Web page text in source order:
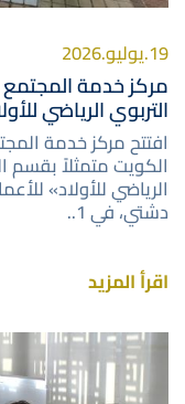
19.يوليو.2026
مركز خدمة المجتمع
التربوي الرياضي
افتتح مركز خدمة
الكويت متمثلاً بقسم
دشتي، في 1..
اقرأ المزيد
صورة